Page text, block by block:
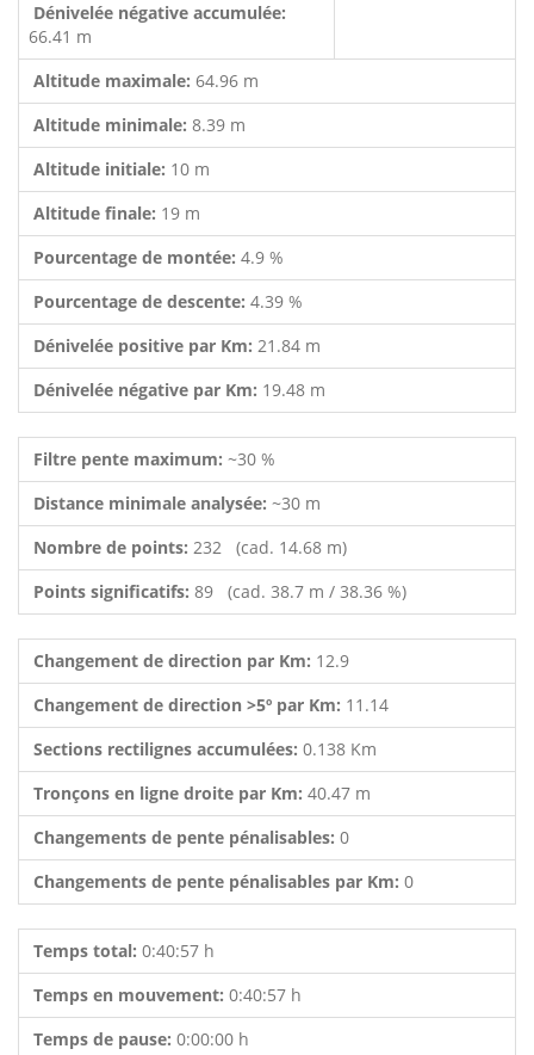
Dénivelée négative accumulée:
66.41 m
Altitude maximale: 64.96 m
Altitude minimale: 8.39 m
Altitude initiale: 10 m
Altitude finale: 19 m
Pourcentage de montée: 4.9 %
Pourcentage de descente: 4.39 %
Dénivelée positive par Km: 21.84 m
Dénivelée négative par Km: 19.48 m
Filtre pente maximum: ~30 %
Distance minimale analysée: ~30 m
Nombre de points: 232 (cad. 14.68 m)
Points significatifs: 89 (cad. 38.7 m / 38.36 %)
Changement de direction par Km: 12.9
Changement de direction >5º par Km: 11.14
Sections rectilignes accumulées: 0.138 Km
Tronçons en ligne droite par Km: 40.47 m
Changements de pente pénalisables: 0
Changements de pente pénalisables par Km: 0
Temps total: 0:40:57 h
Temps en mouvement: 0:40:57 h
Temps de pause: 0:00:00 h